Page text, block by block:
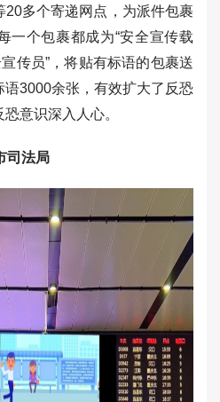
20多个寄递网点，为派件包裹
一个包裹都成为“安全宣传载
传员”，将贴有标语的包裹送
3000余张，有效扩大了反恐
意识深入人心。
司法局